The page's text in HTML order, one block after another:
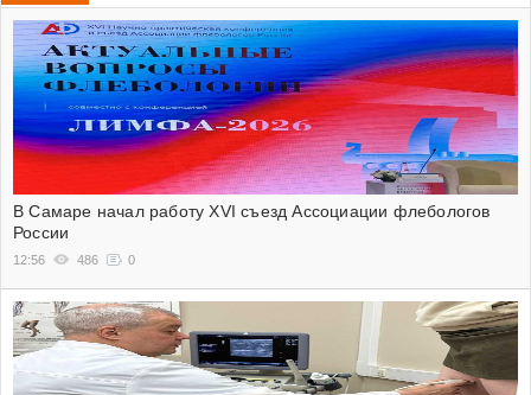
В Самаре начал работу XVI съезд Ассоциации флебологов
России
12:56 486 0